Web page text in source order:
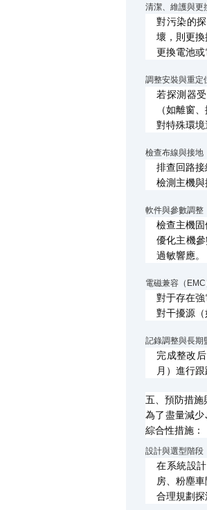
清潔、維護與更
對污染的
壞，則更換
更換電池或
調整安裝與重定
若探測器
（如離窗
對特殊環境
檢查布線與接地
排查回路
檢測主機與
軟件與參數調整
檢查主機
優化主機
過敏響應。
電磁兼容（
對于存在
對干擾源
記錄調整與長期
完成整改
月）進行
五、預防措施
為了盡量減
綜合性措施：
設計與選型階段
在系統設
房、粉塵
合理規劃探